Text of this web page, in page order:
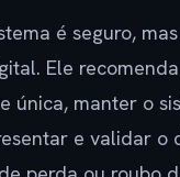
é seguro,
Ele
única, manter o
e validar